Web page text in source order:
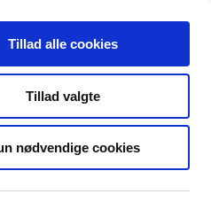
Tillad alle cookies
Tillad valgte
nødvendige cookies